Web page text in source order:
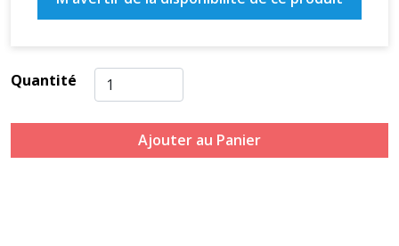
Quantité
Ajouter au Panier